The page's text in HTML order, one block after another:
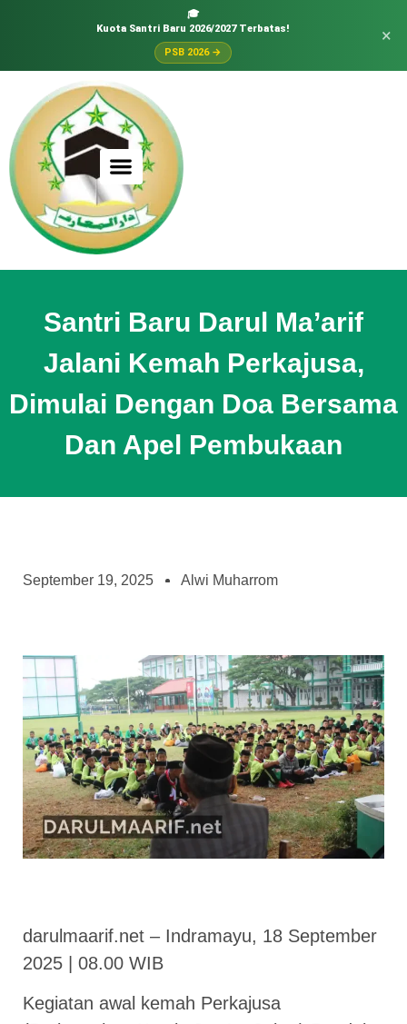
🎓
Kuota Santri Baru 2026/2027 Terbatas!
PSB 2026 →
×
Santri Baru Darul Ma’arif
Jalani Kemah Perkajusa,
Dimulai Dengan Doa Bersama
Dan Apel Pembukaan
September 19, 2025 Alwi Muharrom
darulmaarif.net – Indramayu, 18 September
2025 | 08.00 WIB
Kegiatan awal kemah Perkajusa